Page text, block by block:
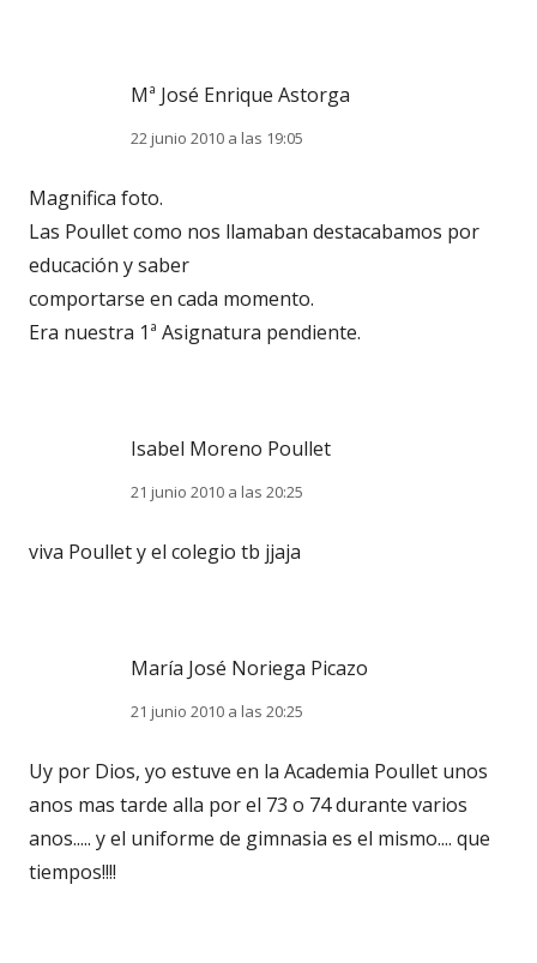
Mª José Enrique Astorga
22 junio 2010 a las 19:05
Magnifica foto.
Las Poullet como nos llamaban destacabamos por
educación y saber
comportarse en cada momento.
Era nuestra 1ª Asignatura pendiente.
Isabel Moreno Poullet
21 junio 2010 a las 20:25
viva Poullet y el colegio tb jjaja
María José Noriega Picazo
21 junio 2010 a las 20:25
Uy por Dios, yo estuve en la Academia Poullet unos
anos mas tarde alla por el 73 o 74 durante varios
anos..... y el uniforme de gimnasia es el mismo.... que
tiempos!!!!